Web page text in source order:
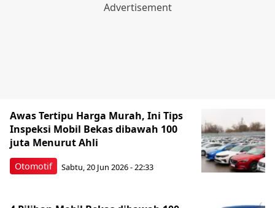
Otomotif
Awas Tertipu Harga Murah, Ini Tips
Inspeksi Mobil Bekas dibawah 100
juta Menurut Ahli
Sabtu, 20 Jun 2026 - 22:33